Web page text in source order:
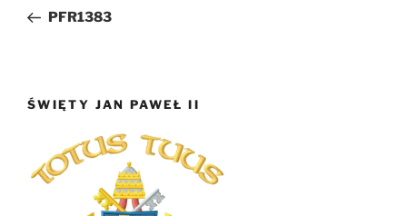
wpisPFR1383
ŚWIĘTY JAN PAWEŁ II